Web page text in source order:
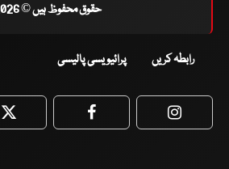
حقوق محفوظ ہیں © 2026
رابطہ کریں پرائیویسی پالیسی
Twitter Facebook